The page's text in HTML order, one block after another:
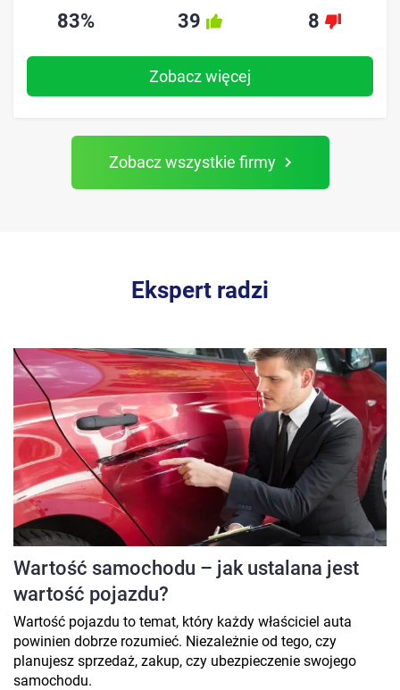
83% 39 8
Zobacz więcej
Zobacz wszystkie firmy
Ekspert radzi
Wartość samochodu – jak ustalana jest
wartość pojazdu?
Wartość pojazdu to temat, który każdy właściciel auta
powinien dobrze rozumieć. Niezależnie od tego, czy
planujesz sprzedaż, zakup, czy ubezpieczenie swojego
samochodu.